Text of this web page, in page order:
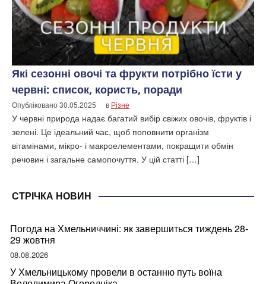
Які сезонні овочі та фрукти потрібно їсти у
червні: список, користь, поради
Опубліковано30.05.2025 в Різне
У червні природа надає багатий вибір свіжих овочів, фруктів і
зелені. Це ідеальний час, щоб поповнити організм
вітамінами, мікро- і макроелементами, покращити обмін
речовин і загальне самопочуття. У цій статті […]
СТРІЧКА НОВИН
Погода на Хмельниччині: як завершиться тиждень 28-
29 жовтня
08.08.2026
У Хмельницькому провели в останню путь воїна